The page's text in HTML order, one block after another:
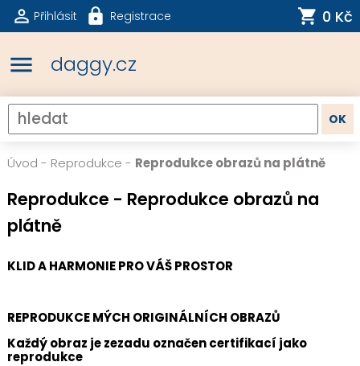
Přihlásit Registrace 0 Kč
menu daggy.cz
Úvod - Reprodukce - Reprodukce obrazů na plátně
Reprodukce - Reprodukce obrazů na
plátně
KLID A HARMONIE PRO VÁŠ PROSTOR
REPRODUKCE MÝCH ORIGINÁLNÍCH OBRAZŮ
Každý obraz je zezadu označen certifikací jako
reprodukce